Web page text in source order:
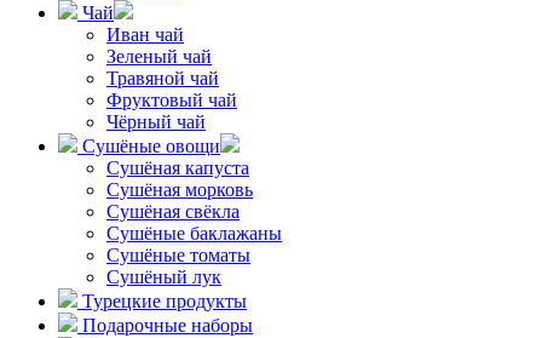
Чай
Иван чай
Зеленый чай
Травяной чай
Фруктовый чай
Чёрный чай
Сушёные овощи
Сушёная капуста
Сушёная морковь
Сушёная свёкла
Сушёные баклажаны
Сушёные томаты
Сушёный лук
Турецкие продукты
Подарочные наборы